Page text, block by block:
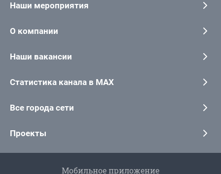
Наши мероприятия
О компании
Наши вакансии
Статистика канала в MAX
Все города сети
Проекты
Мобильное приложение